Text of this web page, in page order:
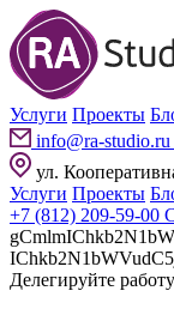
Услуги Проекты
info@ra-studio.ru
ул.
Услуги Проекты
+7 (812) 209-59-00
Делегируйте